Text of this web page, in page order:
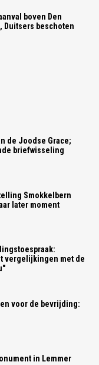
boven Den
Duitsers beschoten
de Joodse Grace;
briefwisseling
Smokkelbern
later moment
vergelijkingen met de
voor de bevrijding:
in Lemmer